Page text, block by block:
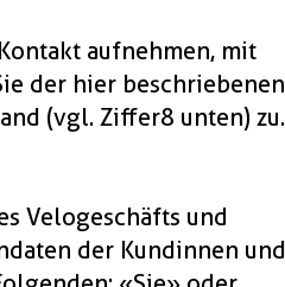
aufnehmen, mit
der hier beschriebenen
(vgl. Ziffer 8 unten) zu.
Velogeschäfts und
der Kundinnen und